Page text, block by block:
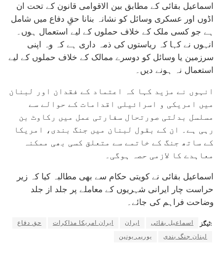
اسماعیل بقائی کے مطابق بین الاقوامی قانون کے تحت ان
اڈوں اور عسکری وسائل کو نشانہ بنانا حقِ دفاع میں شامل
ہے جو کسی ملک کے خلاف حملوں کے لیے استعمال ہوں۔
انہوں نے کہا کہ ریاستوں کی ذمہ داری ہے کہ وہ اپنی
سرزمین یا وسائل کو دوسرے ممالک کے خلاف حملوں کے لیے
استعمال نہ ہونے دیں۔
انہوں نے مزید کہا کہ اعتماد کے فقدان اور لبنان
میں امریکی و اسرائیلی اقدامات کے حوالے سے
مسلسل بدلتی صورتحال سفارتی عمل میں رکاوٹ بن
رہی ہے۔ ان کے بقول لبنان میں جنگ بندی، امریکا
کے ساتھ جنگ کے خاتمے سے متعلق کسی بھی ممکنہ
معاہدے کا لازمی حصہ ہوگی۔
اسماعیل بقائی نے کویتی حکام سے بھی مطالبہ کیا کہ زیر
حراست چار ایرانی شہریوں کے معاملے پر جلد از جلد
وضاحت فراہم کی جائے۔
ٹیگز: اسماعیل بقائی ایران ایران امریکا مذاکرات
حق دفاع
لبنان جنگ بندی
یورپی یونین